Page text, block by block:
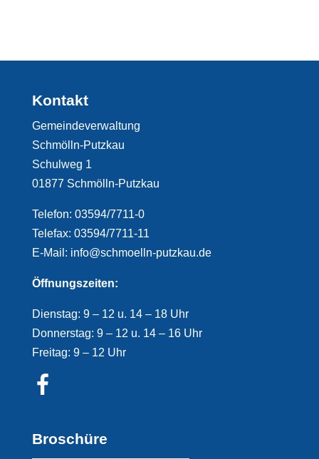
Kontakt
Gemeindeverwaltung
Schmölln-Putzkau
Schulweg 1
01877 Schmölln-Putzkau
Telefon: 03594/7711-0
Telefax: 03594/7711-11
E-Mail: info@schmoelln-putzkau.de
Öffnungszeiten:
Dienstag: 9 – 12 u. 14 – 18 Uhr
Donnerstag: 9 – 12 u. 14 – 16 Uhr
Freitag: 9 – 12 Uhr
Broschüre